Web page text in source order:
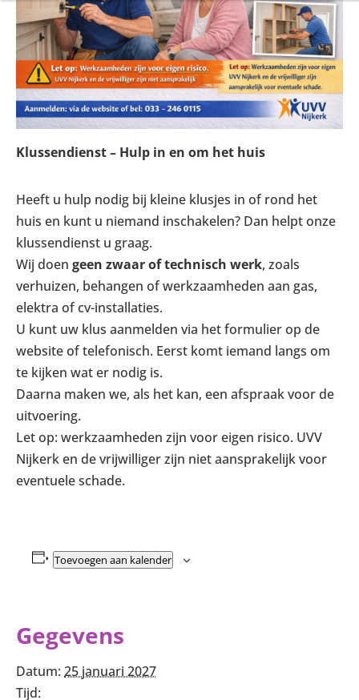
Klussendienst – Hulp in en om het huis
Heeft u hulp nodig bij kleine klusjes in of rond het
huis en kunt u niemand inschakelen? Dan helpt onze
klussendienst u graag.
Wij doen geen zwaar of technisch werk, zoals
verhuizen, behangen of werkzaamheden aan gas,
elektra of cv-installaties.
U kunt uw klus aanmelden via het formulier op de
website of telefonisch. Eerst komt iemand langs om
te kijken wat er nodig is.
Daarna maken we, als het kan, een afspraak voor de
uitvoering.
Let op: werkzaamheden zijn voor eigen risico. UVV
Nijkerk en de vrijwilliger zijn niet aansprakelijk voor
eventuele schade.
Toevoegen aan kalender
Gegevens
Datum: 25 januari 2027
Tijd: